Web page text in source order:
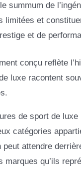
summum de
limitées et
et de
conçu reflète
luxe racontent
de sport de
catégories
peut attendre
marques qu’ils